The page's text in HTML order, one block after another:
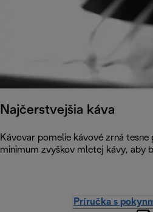
Najčerstvejšia káva
Kávovar pomelie kávové zrná
minimum zvyškov mletej kávy, aby
Príručka s